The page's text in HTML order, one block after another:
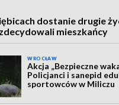
dostanie drugie
mieszkańcy
WROCŁAW
Akcja „Bezpieczne
Policjanci i sanepid
sportowców w Miliczu